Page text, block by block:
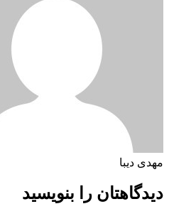
مهدی دیبا
دیدگاهتان را بنویسید